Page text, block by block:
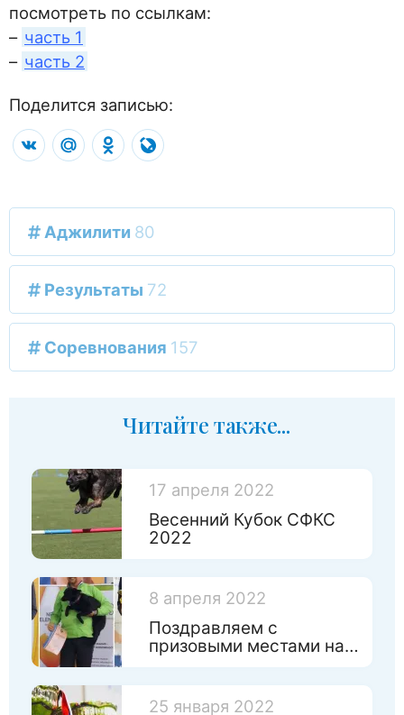
посмотреть по ссылкам:
– часть 1
– часть 2
Поделится записью:
VK Mail.RuOdnoklassniki
Аджилити 80
Результаты 72
Соревнования 157
Читайте также...
17 апреля 2022
Весенний Кубок СФКС
2022
8 апреля 2022
Поздравляем с
призовыми местами на
25 января 2022